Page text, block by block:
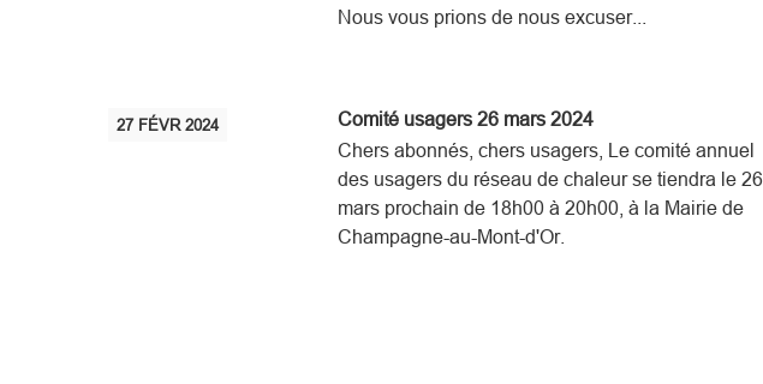
Nous vous prions de nous excuser...
27 FÉVR 2024
Comité usagers 26 mars 2024
Chers abonnés, chers usagers, Le comité annuel
des usagers du réseau de chaleur se tiendra le 26
mars prochain de 18h00 à 20h00, à la Mairie de
Champagne-au-Mont-d'Or.